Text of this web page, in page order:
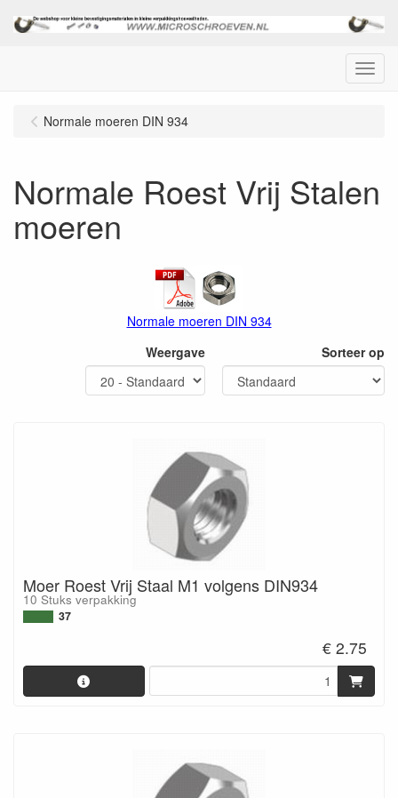
Menu
Normale moeren DIN 934
Normale Roest Vrij Stalen
moeren
Normale moeren DIN 934
Weergave
Sorteer op
Moer Roest Vrij Staal M1 volgens DIN934
10 Stuks verpakking
37
€ 2.75